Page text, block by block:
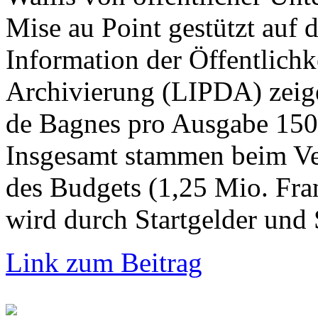
Mise au Point gestützt auf
Information der
Archivierung (LIPDA)
de Bagnes pro Ausgabe
Insgesamt stammen beim
des Budgets (1,25 Mio.
wird durch Startgelder und
Link zum Beitrag